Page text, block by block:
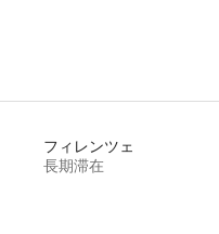
フィレンツェ
長期滞在